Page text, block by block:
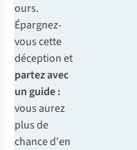
ours.
Épargnez-
vous cette
déception et
partezavec
un guide :
vous aurez
plus de
chance d'en